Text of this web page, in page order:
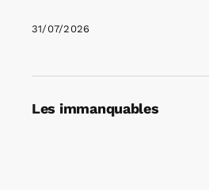
31/07/2026
Les immanquables